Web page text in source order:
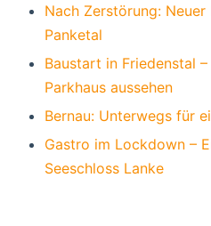
Nach Zerstörung:
Panketal
Baustart in Friedenstal
Parkhaus aussehen
Bernau: Unterwegs für
Gastro im Lockdown –
Seeschloss Lanke